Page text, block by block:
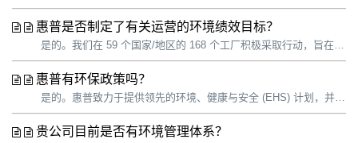
惠普是否制定了有关运营的环境绩效目标？
是的。我们在 59 个国家/地区的 168 个工厂积极采取行动，旨在减少温室气体 (GHG) 排放、能源和水消耗以及废弃物的产生。通过过渡到可持续运营模式，我们用行动展示了我们的价值观，并为员工、客户、供应商、访客和其他人员提供了行业领先的实践。 惠普支持联合国可持续发展目标 (SDG)，并一如既往地致力于推...
惠普有环保政策吗？
是的。惠普致力于提供领先的环境、健康与安全 (EHS) 计划，并不断改进员工的人身安全保障。我们深知，我们的业务依赖并影响着环境，包括资源消耗、大气排放和水排放。我们始终致力于以负责任的方式开展业务，尽量减少运营对人类健康和环境的影响，同时提供可以在整个生命周期内实现安全、环保的产品和服务。为了兑现承诺，我们将...
贵公司目前是否有环境管理体系？